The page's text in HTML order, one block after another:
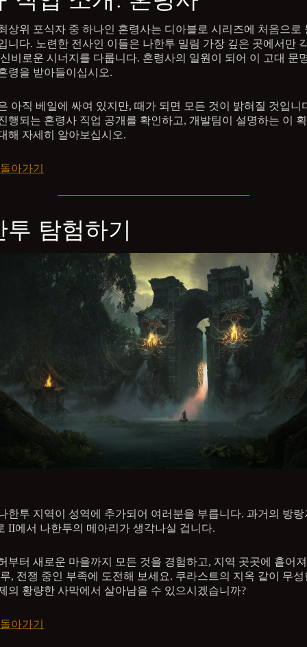
상위 포식자 중 하나인 혼령사는 디아블로 시리즈에 처음으로
니다. 노련한 전사인 이들은 나한투 밀림 가장 깊은 곳에서만
비로운 시너지를 다룹니다. 혼령사의 일원이 되어 이 고대 문
령을 받아들이십시오.
아직 베일에 싸여 있지만, 때가 되면 모든 것이 밝혀질 것입니
행되는 혼령사 직업 공개를 확인하고, 개발팀이 설명하는 이
해 자세히 알아보십시오.
아가기
투 탐험하기
한투 지역이 성역에 추가되어 여러분을 부릅니다. 과거의 방랑
II에서 나한투의 메아리가 생각나실 겁니다.
부터 새로운 마을까지 모든 것을 경험하고, 지역 곳곳에 흩어
, 전쟁 중인 부족에 도전해 보세요. 쿠라스트의 지옥 같이 무성
의 황량한 사막에서 살아남을 수 있으시겠습니까?
아가기